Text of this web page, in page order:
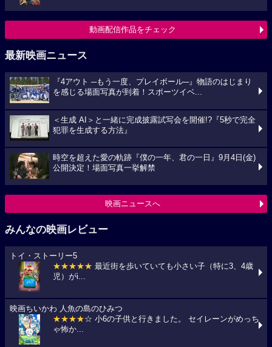
動画配信作品をチェック
最新映画ニュース
『4アウト ─もう一度、プレイボール─』物語のはじまり
を感じる場面写真が到着！スポーツイベ...
＜生成 AI＞と一緒に完成披露試写会を開催!?『5秒で完全
犯罪を生成する方法』
時空を超えた愛の軌跡『僕の一年、君の一日』9月4日(金)
公開決定！場面写真一挙解禁
映画ニュースへ
みんなの映画レビュー
トイ・ストーリー5
★★★★★ 最近街を歩いていても小さい子（特に3、4歳
児）がi...
映画ちいかわ 人魚の島のひみつ
★★★★☆ 小6の子供と行きました。 セイレーンがめっち
ゃ怖か...